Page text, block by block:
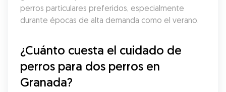
perros particulares preferidos, especialmente
durante épocas de alta demanda como el verano.
¿Cuánto cuesta el cuidado de
perros para dos perros en
Granada?